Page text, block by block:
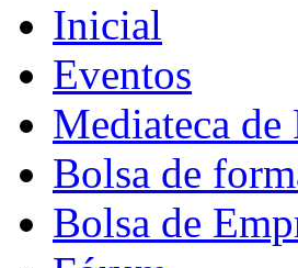
Inicial
Eventos
Mediateca de
Bolsa de
Bolsa de